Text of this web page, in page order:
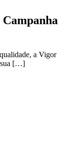
a Vigor
sua […]